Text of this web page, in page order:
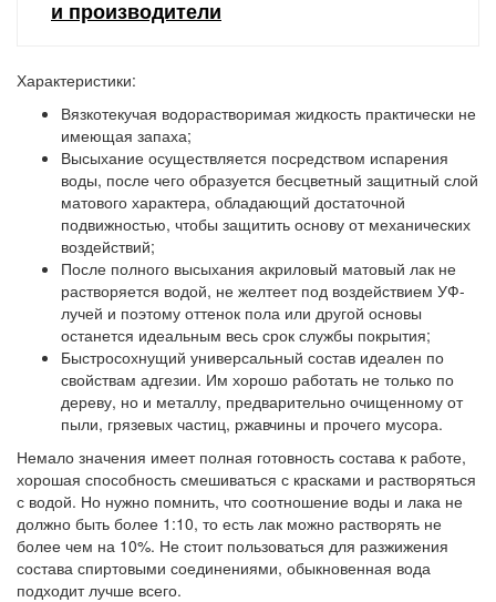
и производители
Характеристики:
Вязкотекучая водорастворимая жидкость практически не
имеющая запаха;
Высыхание осуществляется посредством испарения
воды, после чего образуется бесцветный защитный слой
матового характера, обладающий достаточной
подвижностью, чтобы защитить основу от механических
воздействий;
После полного высыхания акриловый матовый лак не
растворяется водой, не желтеет под воздействием УФ-
лучей и поэтому оттенок пола или другой основы
останется идеальным весь срок службы покрытия;
Быстросохнущий универсальный состав идеален по
свойствам адгезии. Им хорошо работать не только по
дереву, но и металлу, предварительно очищенному от
пыли, грязевых частиц, ржавчины и прочего мусора.
Немало значения имеет полная готовность состава к работе,
хорошая способность смешиваться с красками и растворяться
с водой. Но нужно помнить, что соотношение воды и лака не
должно быть более 1:10, то есть лак можно растворять не
более чем на 10%. Не стоит пользоваться для разжижения
состава спиртовыми соединениями, обыкновенная вода
подходит лучше всего.